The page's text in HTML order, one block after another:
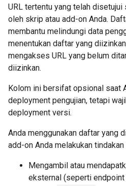
URL tertentu yang telah
oleh skrip atau add-on Anda.
membantu melindungi data
menentukan daftar yang
mengakses URL yang belum
diizinkan.
Kolom ini bersifat opsional saat
deployment pengujian, tetapi
deployment versi.
Anda menggunakan daftar yang
add-on Anda melakukan tindakan
Mengambil atau
eksternal (seperti endpoint